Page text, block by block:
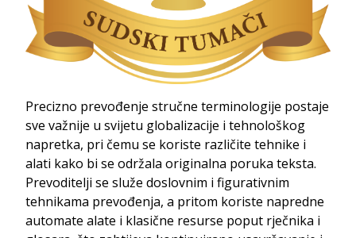
Precizno prevođenje stručne terminologije postaje
sve važnije u svijetu globalizacije i tehnološkog
napretka, pri čemu se koriste različite tehnike i
alati kako bi se održala originalna poruka teksta.
Prevoditelji se služe doslovnim i figurativnim
tehnikama prevođenja, a pritom koriste napredne
automate alate i klasične resurse poput rječnika i